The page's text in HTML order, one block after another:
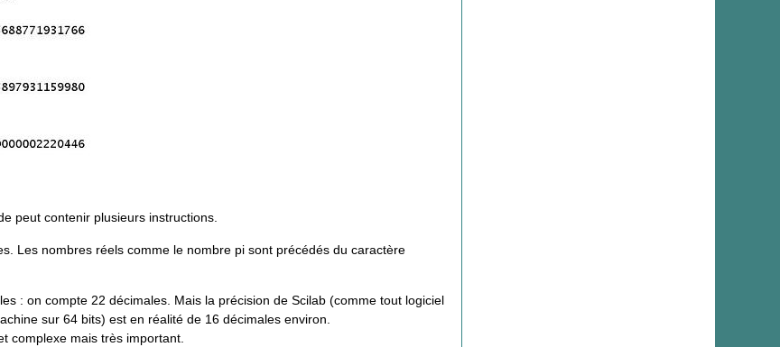
peut contenir plusieurs instructions.
Les nombres réels comme le nombre pi sont précédés du caractère
: on compte 22 décimales. Mais la précision de Scilab (comme tout logiciel
sur 64 bits) est en réalité de 16 décimales environ.
complexe mais très important.